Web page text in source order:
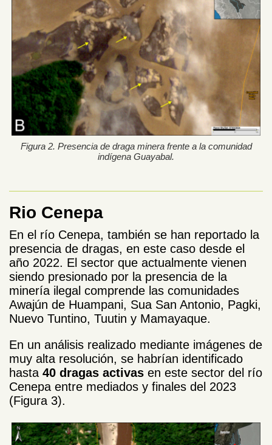
Figura 2. Presencia de draga minera frente a la comunidad
indígena Guayabal.
Rio Cenepa
En el río Cenepa, también se han reportado la
presencia de dragas, en este caso desde el
año 2022. El sector que actualmente vienen
siendo presionado por la presencia de la
minería ilegal comprende las comunidades
Awajún de Huampani, Sua San Antonio, Pagki,
Nuevo Tuntino, Tuutin y Mamayaque.
En un análisis realizado mediante imágenes de
muy alta resolución, se habrían identificado
hasta 40 dragas activas en este sector del río
Cenepa entre mediados y finales del 2023
(Figura 3).